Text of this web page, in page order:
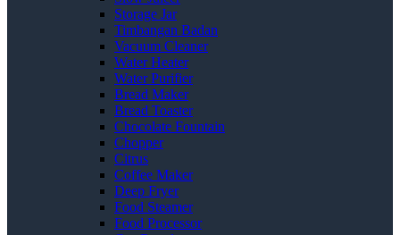
Storage Jar
Timbangan Badan
Vacuum Cleaner
Water Heater
Water Purifier
Bread Maker
Bread Toaster
Chocolate Fountain
Chopper
Citrus
Coffee Maker
Deep Fryer
Food Steamer
Food Processor